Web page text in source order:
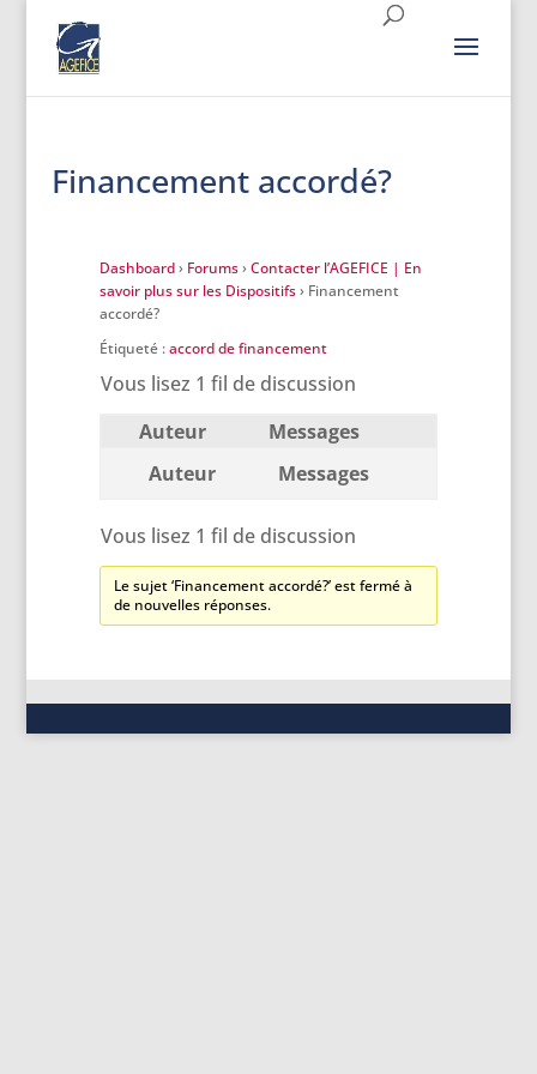
Financement accordé?
Dashboard › Forums › Contacter l’AGEFICE | En
savoir plus sur les Dispositifs › Financement
accordé?
Étiqueté :accord de financement
Vous lisez 1 fil de discussion
Auteur
Messages
Auteur
Messages
Vous lisez 1 fil de discussion
Le sujet ‘Financement accordé?’ est fermé à
de nouvelles réponses.